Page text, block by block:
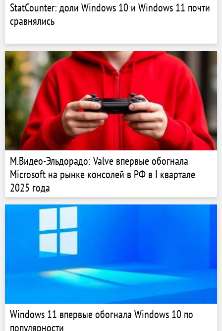
StatCounter: доли Windows 10 и Windows 11 почти
сравнялись
М.Видео-Эльдорадо: Valve впервые обогнала
Microsoft на рынке консолей в РФ в I квартале
2025 года
Windows 11 впервые обогнала Windows 10 по
популярности